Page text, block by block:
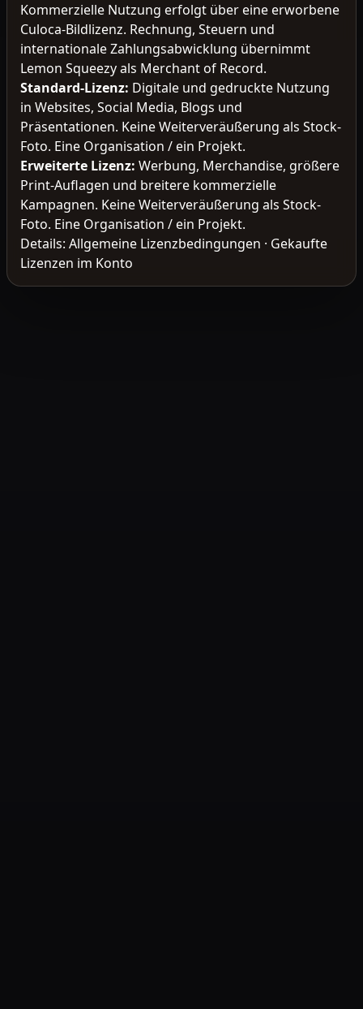
Kommerzielle Nutzung erfolgt über eine erworbene
Culoca-Bildlizenz. Rechnung, Steuern und
internationale Zahlungsabwicklung übernimmt
Lemon Squeezy als Merchant of Record.
Standard-Lizenz: Digitale und gedruckte Nutzung
in Websites, Social Media, Blogs und
Präsentationen. Keine Weiterveräußerung als Stock-
Foto. Eine Organisation / ein Projekt.
Erweiterte Lizenz: Werbung, Merchandise, größere
Print-Auflagen und breitere kommerzielle
Kampagnen. Keine Weiterveräußerung als Stock-
Foto. Eine Organisation / ein Projekt.
Details: Allgemeine Lizenzbedingungen · Gekaufte
Lizenzen im Konto